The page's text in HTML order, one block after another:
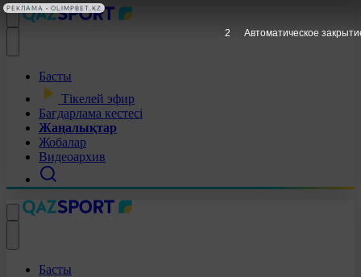
Басты
Тікелей эфир
Бағдарлама кестесі
Жаңалықтар
Жобалар
Видеоархив
Басты
1 Автоматическое
РЕКЛАМА • OLIMPBET.KZ